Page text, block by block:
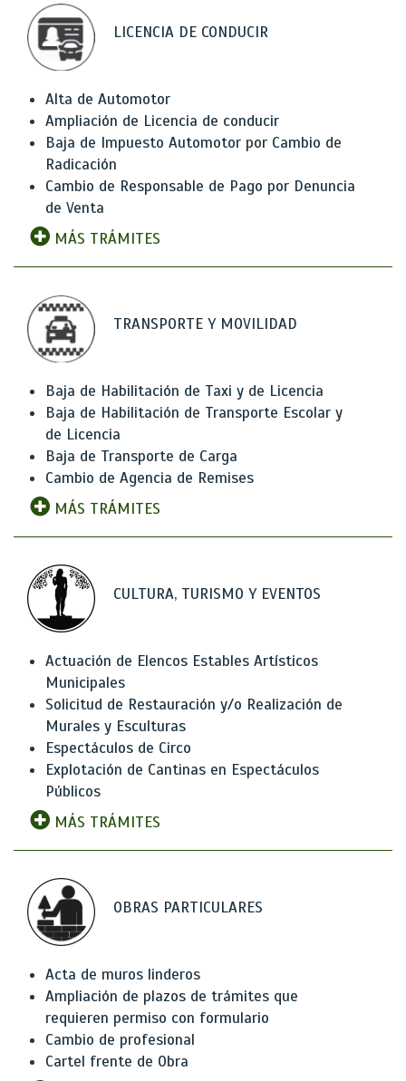
LICENCIA DE CONDUCIR
Alta de Automotor
Ampliación de Licencia de conducir
Baja de Impuesto Automotor por Cambio de
Radicación
Cambio de Responsable de Pago por Denuncia
de Venta
MÁS TRÁMITES
TRANSPORTE Y MOVILIDAD
Baja de Habilitación de Taxi y de Licencia
Baja de Habilitación de Transporte Escolar y
de Licencia
Baja de Transporte de Carga
Cambio de Agencia de Remises
MÁS TRÁMITES
CULTURA, TURISMO Y EVENTOS
Actuación de Elencos Estables Artísticos
Municipales
Solicitud de Restauración y/o Realización de
Murales y Esculturas
Espectáculos de Circo
Explotación de Cantinas en Espectáculos
Públicos
MÁS TRÁMITES
OBRAS PARTICULARES
Acta de muros linderos
Ampliación de plazos de trámites que
requieren permiso con formulario
Cambio de profesional
Cartel frente de Obra